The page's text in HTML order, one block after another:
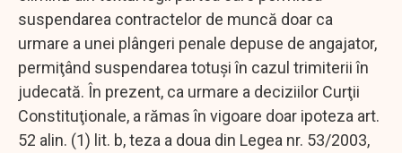
suspendarea contractelor de muncă doar ca
urmare a unei plângeri penale depuse de angajator,
permiţând suspendarea totuşi în cazul trimiterii în
judecată. În prezent, ca urmare a deciziilor Curţii
Constituţionale, a rămas în vigoare doar ipoteza art.
52 alin. (1) lit. b, teza a doua din Legea nr. 53/2003,